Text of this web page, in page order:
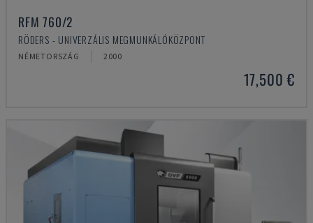
RFM 760/2
RÖDERS - UNIVERZÁLIS MEGMUNKÁLÓKÖZPONT
NÉMETORSZÁG 2000
17,500 €